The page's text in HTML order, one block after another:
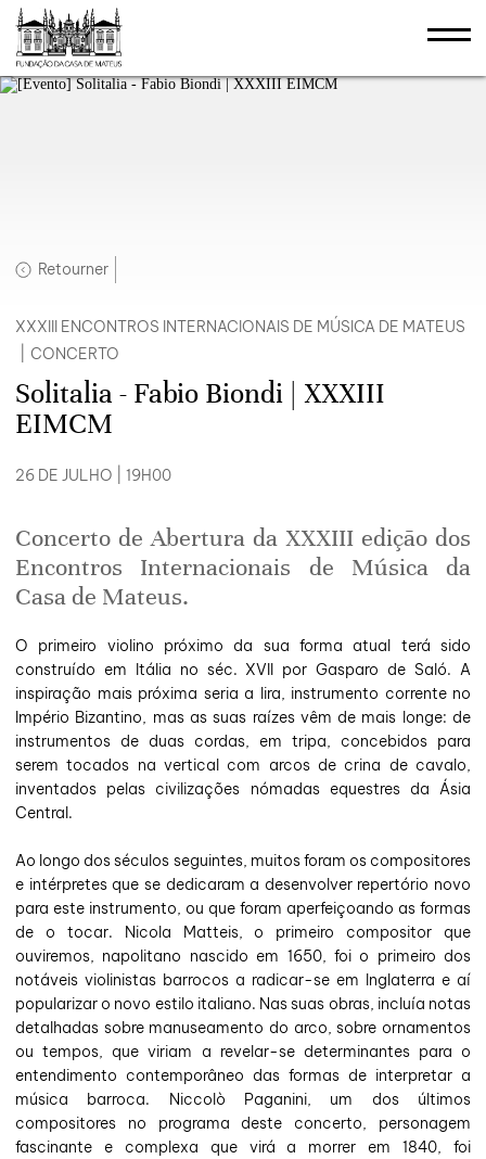
Retourner
XXXIII ENCONTROS INTERNACIONAIS DE MÚSICA DE MATEUS
CONCERTO
Solitalia - Fabio Biondi | XXXIII
EIMCM
26 DE JULHO | 19H00
Concerto de Abertura da XXXIII edição dos
Encontros Internacionais de Música da
Casa de Mateus.
O primeiro violino próximo da sua forma atual terá sido
construído em Itália no séc. XVII por Gasparo de Saló. A
inspiração mais próxima seria a lira, instrumento corrente no
Império Bizantino, mas as suas raízes vêm de mais longe: de
instrumentos de duas cordas, em tripa, concebidos para
serem tocados na vertical com arcos de crina de cavalo,
inventados pelas civilizações nómadas equestres da Ásia
Central.
Ao longo dos séculos seguintes, muitos foram os compositores
e intérpretes que se dedicaram a desenvolver repertório novo
para este instrumento, ou que foram aperfeiçoando as formas
de o tocar. Nicola Matteis, o primeiro compositor que
ouviremos, napolitano nascido em 1650, foi o primeiro dos
notáveis violinistas barrocos a radicar-se em Inglaterra e aí
popularizar o novo estilo italiano. Nas suas obras, incluía notas
detalhadas sobre manuseamento do arco, sobre ornamentos
ou tempos, que viriam a revelar-se determinantes para o
entendimento contemporâneo das formas de interpretar a
música barroca. Niccolò Paganini, um dos últimos
compositores no programa deste concerto, personagem
fascinante e complexa que virá a morrer em 1840, foi